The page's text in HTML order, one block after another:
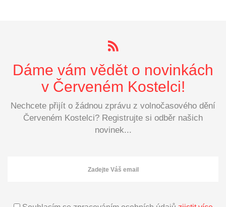
Dáme vám vědět o novinkách
v Červeném Kostelci!
Nechcete přijít o žádnou zprávu z volnočasového dění
Červeném Kostelci? Registrujte si odběr našich
novinek...